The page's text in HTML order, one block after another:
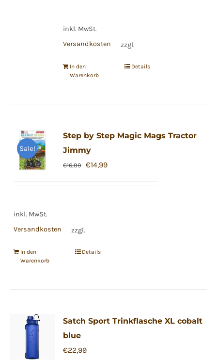
inkl. MwSt.
zzgl.
Versandkosten
In den
Warenkorb
Details
Sale!
Step by Step Magic Mags Tractor
Jimmy
€16,99 Ursprünglicher
€14,99Aktueller
inkl. MwSt.
zzgl.
Versandkosten
In den
Warenkorb
Details
Satch Sport Trinkflasche XL cobalt
blue
€22,99